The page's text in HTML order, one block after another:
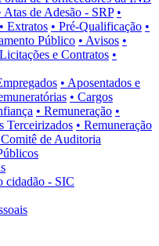
Atas de Adesão - SRP •
• Extratos • Pré-Qualificação •
Público • Avisos •
e Contratos •
• Aposentados e
• Cargos
• Remuneração •
Terceirizados • Remuneração
de Auditoria
cidadão - SIC